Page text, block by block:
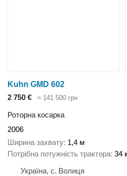
Kuhn GMD 602
2 750 €
≈ 141 500 грн
Роторна косарка
2006
Ширина захвату 1,4 м
Потрібна потужність трактора 34
Україна, с. Волиця